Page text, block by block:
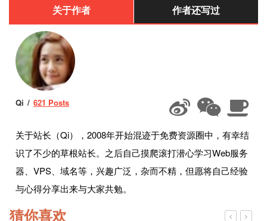
关于作者 作者还写过
Qi 621 Posts
关于站长（Qi），2008年开始混迹于免费资源圈中，有幸结
识了不少的草根站长。之后自己摸爬滚打潜心学习Web服务
器、VPS、域名等，兴趣广泛，杂而不精，但愿将自己经验
与心得分享出来与大家共勉。
猜你喜欢